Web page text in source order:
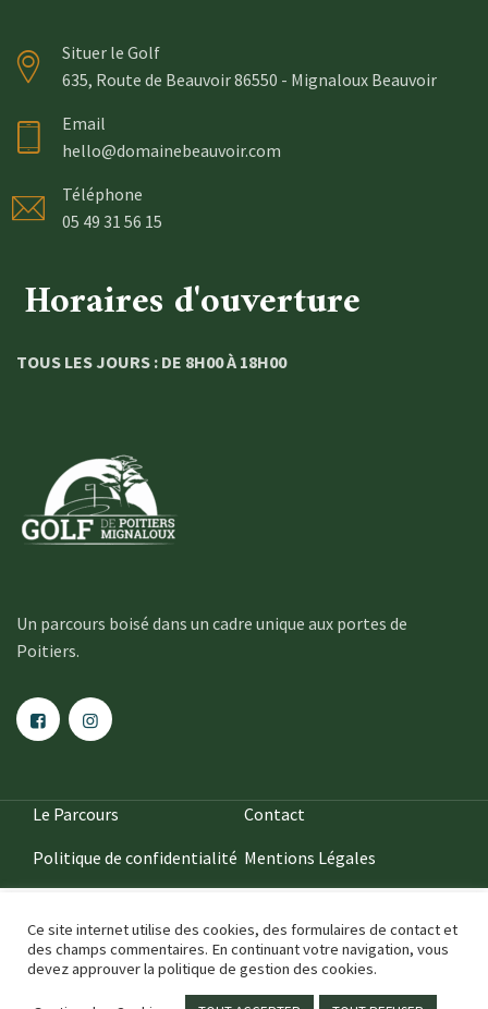
Situer le Golf
635, Route de Beauvoir 86550 - Mignaloux Beauvoir
Email
hello@domainebeauvoir.com
Téléphone
05 49 31 56 15
Horaires d'ouverture
TOUS LES JOURS : DE 8H00 À 18H00
Un parcours boisé dans un cadre unique aux portes de
Poitiers.
Le Parcours
Contact
Politique de confidentialité Mentions Légales
2020 ••• IDÉFIXE ® •••
Ce site internet utilise des cookies, des formulaires de contact et
des champs commentaires. En continuant votre navigation, vous
devez approuver la politique de gestion des cookies.